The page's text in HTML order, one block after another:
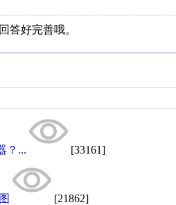
答好完善哦。
？... [33161]
[21862]